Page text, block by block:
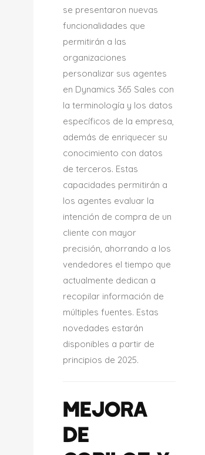
se presentaron nuevas
funcionalidades que
permitirán a las
organizaciones
personalizar sus agentes
en Dynamics 365 Sales con
la terminología y los datos
específicos de la empresa,
además de enriquecer su
conocimiento con datos
de terceros. Estas
capacidades permitirán a
los agentes evaluar la
intención de compra de un
cliente con mayor
precisión, ahorrando a los
vendedores el tiempo que
actualmente dedican a
recopilar información de
múltiples fuentes. Estas
novedades estarán
disponibles a partir de
principios de 2025.
MEJORA
DE